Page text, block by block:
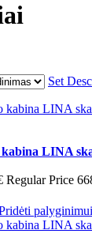
Set
LINA
Regular Price
palyginimui